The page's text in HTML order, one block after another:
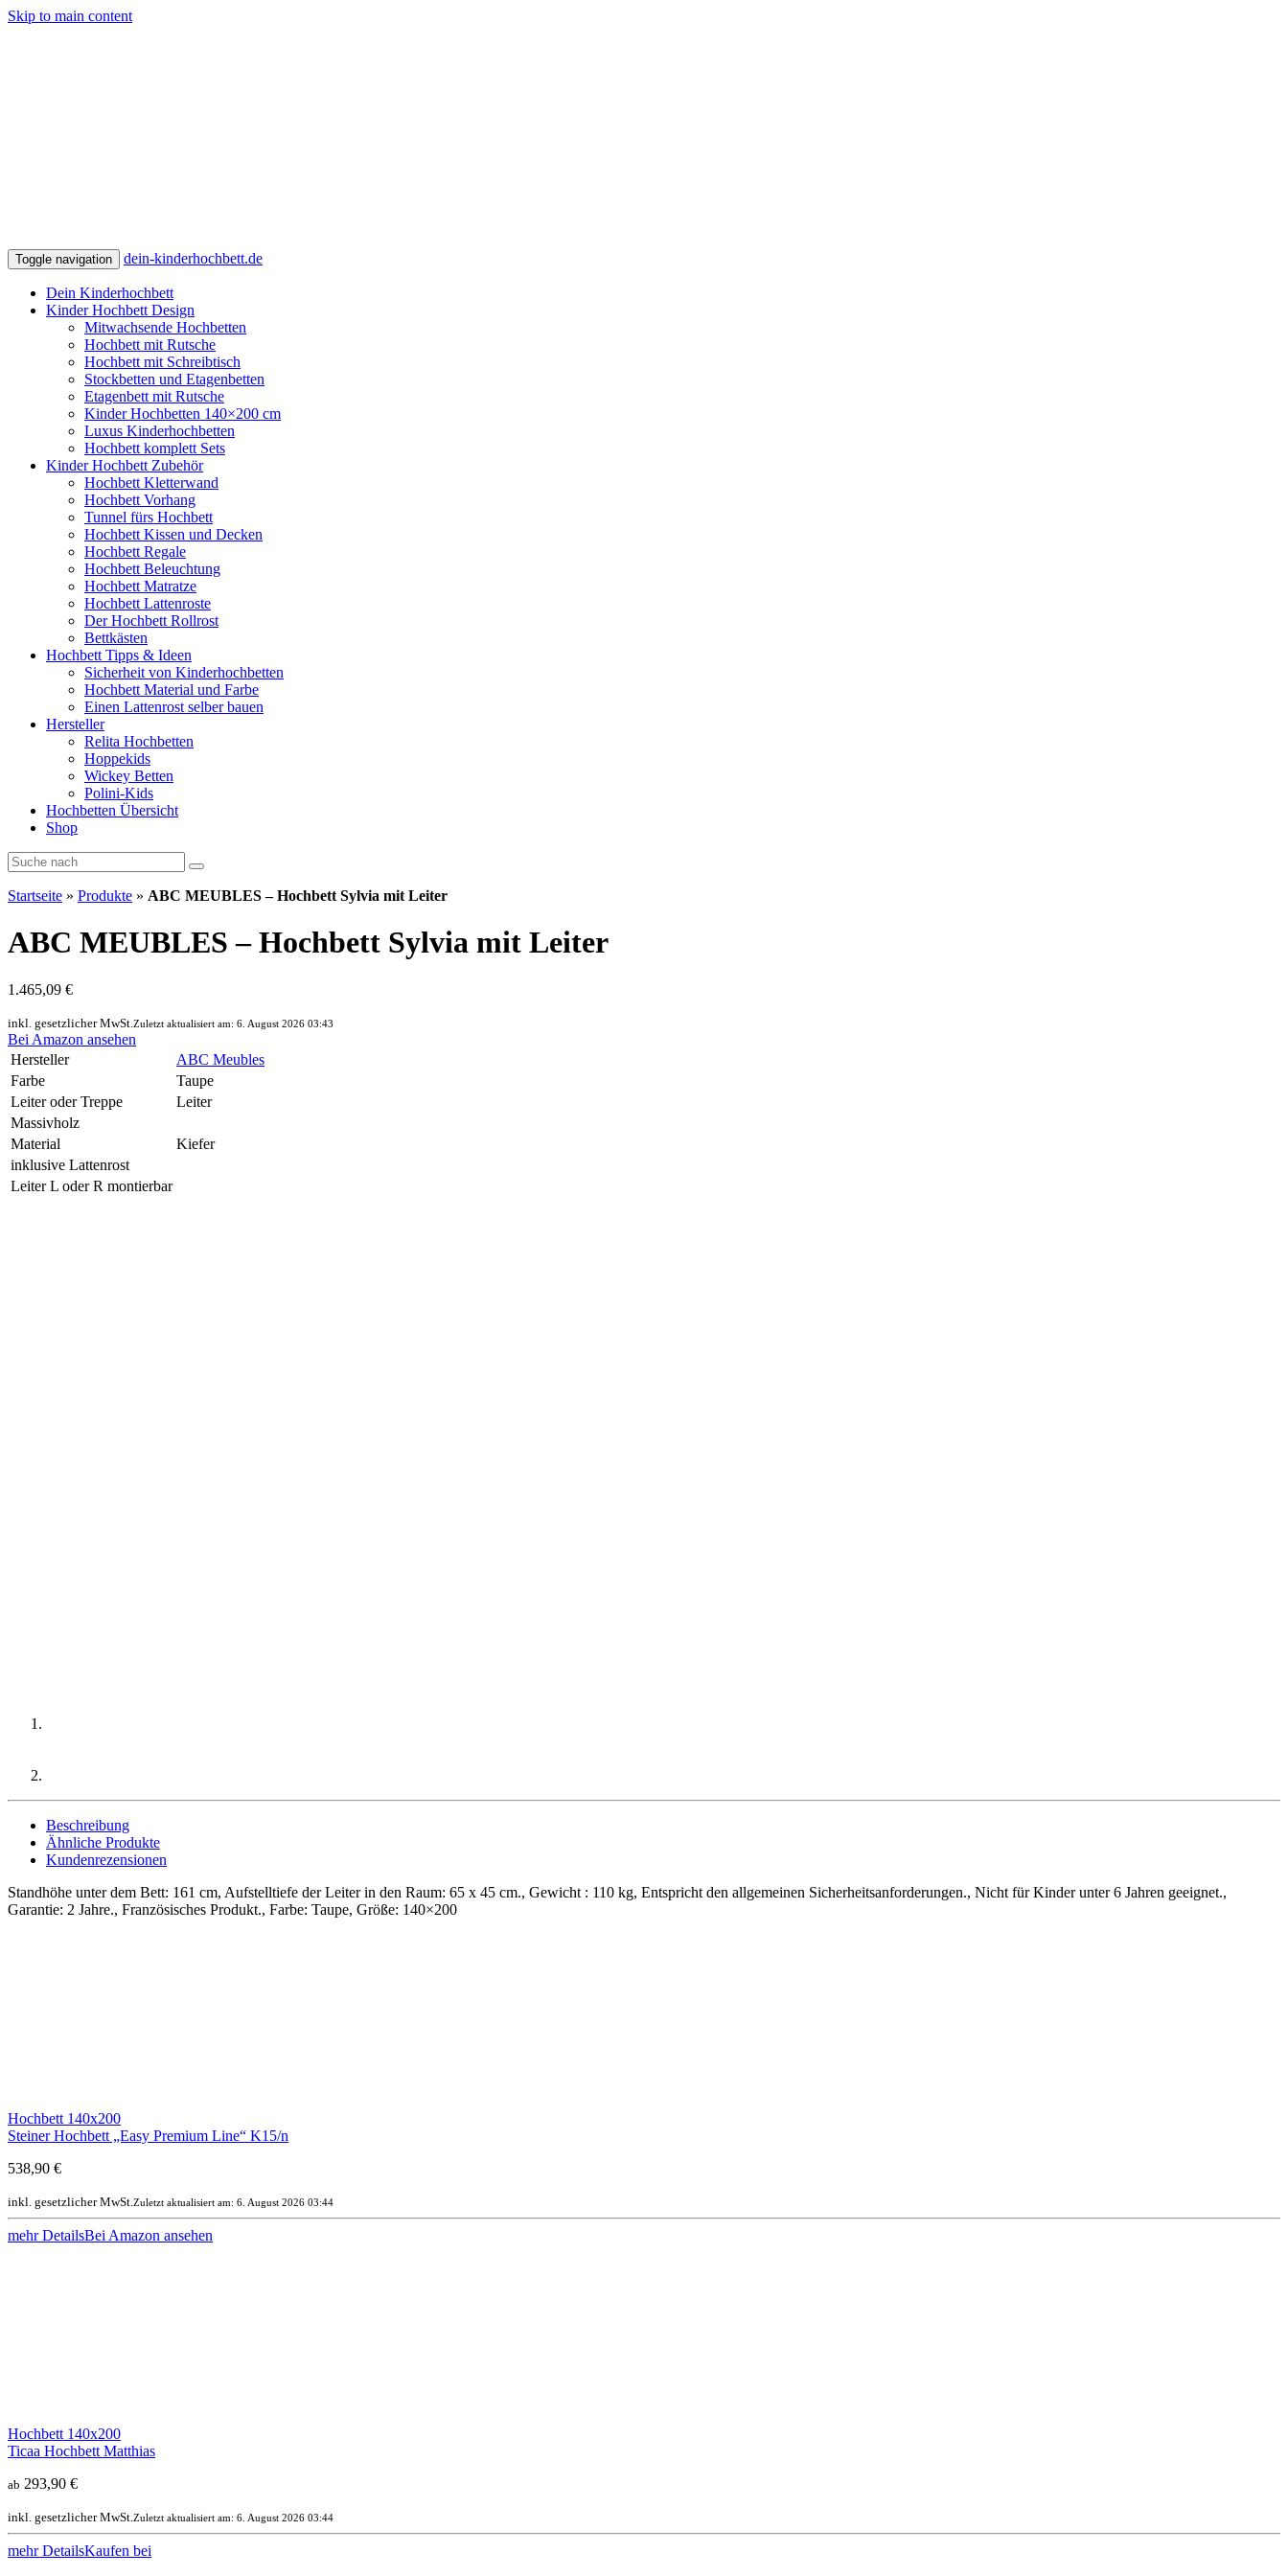
Skip to main content
Toggle navigation dein-kinderhochbett.de
Dein Kinderhochbett
Kinder Hochbett Design
Mitwachsende Hochbetten
Hochbett mit Rutsche
Hochbett mit Schreibtisch
Stockbetten und Etagenbetten
Etagenbett mit Rutsche
Kinder Hochbetten 140×200 cm
Luxus Kinderhochbetten
Hochbett komplett Sets
Kinder Hochbett Zubehör
Hochbett Kletterwand
Hochbett Vorhang
Tunnel fürs Hochbett
Hochbett Kissen und Decken
Hochbett Regale
Hochbett Beleuchtung
Hochbett Matratze
Hochbett Lattenroste
Der Hochbett Rollrost
Bettkästen
Hochbett Tipps & Ideen
Sicherheit von Kinderhochbetten
Hochbett Material und Farbe
Einen Lattenrost selber bauen
Hersteller
Relita Hochbetten
Hoppekids
Wickey Betten
Polini-Kids
Hochbetten Übersicht
Shop
Startseite » Produkte » ABC MEUBLES – Hochbett Sylvia mit Leiter
ABC MEUBLES – Hochbett Sylvia mit Leiter
1.465,09 €
inkl. gesetzlicher MwSt. Zuletzt aktualisiert am: 6. August 2026 03:43
Bei Amazon ansehen
Hersteller
ABC Meubles
Farbe
Taupe
Leiter oder Treppe
Leiter
Massivholz
Material
Kiefer
inklusive Lattenrost
Leiter L oder R montierbar
Beschreibung
Ähnliche Produkte
Kundenrezensionen
Standhöhe unter dem Bett: 161 cm, Aufstelltiefe der Leiter in den Raum: 65 x 45 cm., Gewicht : 110 kg, Entspricht den allgemeinen Sicherheitsanforderungen., Nicht für Kinder unter 6 Jahren geeignet.,
Garantie: 2 Jahre., Französisches Produkt., Farbe: Taupe, Größe: 140×200
Hochbett 140x200
Steiner Hochbett „Easy Premium Line“ K15/n
538,90 €
inkl. gesetzlicher MwSt. Zuletzt aktualisiert am: 6. August 2026 03:44
mehr DetailsBei Amazon ansehen
Hochbett 140x200
Ticaa Hochbett Matthias
ab 293,90 €
inkl. gesetzlicher MwSt. Zuletzt aktualisiert am: 6. August 2026 03:44
mehr DetailsKaufen bei